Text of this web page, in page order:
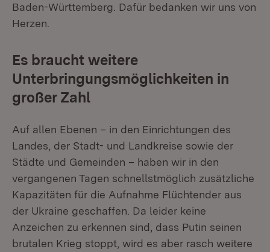
Baden-Württemberg. Dafür bedanken wir uns von
Herzen.
Es braucht weitere
Unterbringungsmöglichkeiten in
großer Zahl
Auf allen Ebenen – in den Einrichtungen des
Landes, der Stadt- und Landkreise sowie der
Städte und Gemeinden – haben wir in den
vergangenen Tagen schnellstmöglich zusätzliche
Kapazitäten für die Aufnahme Flüchtender aus
der Ukraine geschaffen. Da leider keine
Anzeichen zu erkennen sind, dass Putin seinen
brutalen Krieg stoppt, wird es aber rasch weitere